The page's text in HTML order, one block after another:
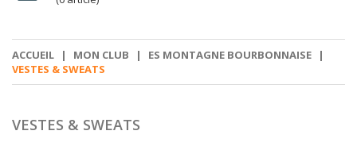
ACCUEIL | MON CLUB | ES MONTAGNE BOURBONNAISE
|
VESTES & SWEATS
VESTES & SWEATS